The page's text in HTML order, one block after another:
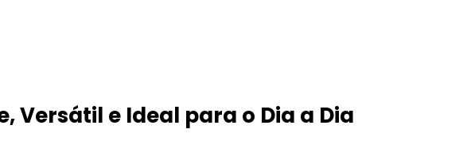
Versátil e Ideal para o Dia a Dia